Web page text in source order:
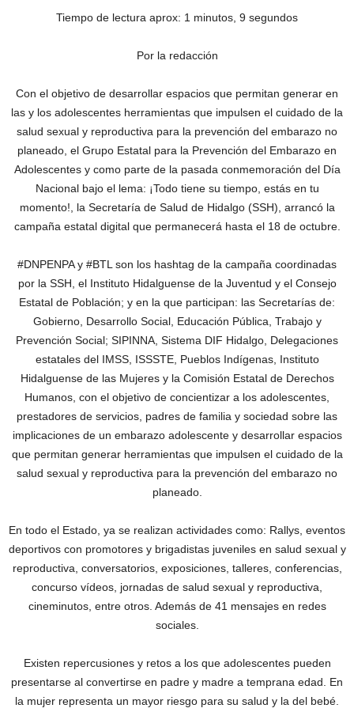
Tiempo de lectura aprox: 1 minutos, 9 segundos
Por la redacción
Con el objetivo de desarrollar espacios que permitan generar en
las y los adolescentes herramientas que impulsen el cuidado de la
salud sexual y reproductiva para la prevención del embarazo no
planeado, el Grupo Estatal para la Prevención del Embarazo en
Adolescentes y como parte de la pasada conmemoración del Día
Nacional bajo el lema: ¡Todo tiene su tiempo, estás en tu
momento!, la Secretaría de Salud de Hidalgo (SSH), arrancó la
campaña estatal digital que permanecerá hasta el 18 de octubre.
#DNPENPA y #BTL son los hashtag de la campaña coordinadas
por la SSH, el Instituto Hidalguense de la Juventud y el Consejo
Estatal de Población; y en la que participan: las Secretarías de:
Gobierno, Desarrollo Social, Educación Pública, Trabajo y
Prevención Social; SIPINNA, Sistema DIF Hidalgo, Delegaciones
estatales del IMSS, ISSSTE, Pueblos Indígenas, Instituto
Hidalguense de las Mujeres y la Comisión Estatal de Derechos
Humanos, con el objetivo de concientizar a los adolescentes,
prestadores de servicios, padres de familia y sociedad sobre las
implicaciones de un embarazo adolescente y desarrollar espacios
que permitan generar herramientas que impulsen el cuidado de la
salud sexual y reproductiva para la prevención del embarazo no
planeado.
En todo el Estado, ya se realizan actividades como: Rallys, eventos
deportivos con promotores y brigadistas juveniles en salud sexual y
reproductiva, conversatorios, exposiciones, talleres, conferencias,
concurso vídeos, jornadas de salud sexual y reproductiva,
cineminutos, entre otros. Además de 41 mensajes en redes
sociales.
Existen repercusiones y retos a los que adolescentes pueden
presentarse al convertirse en padre y madre a temprana edad. En
la mujer representa un mayor riesgo para su salud y la del bebé.